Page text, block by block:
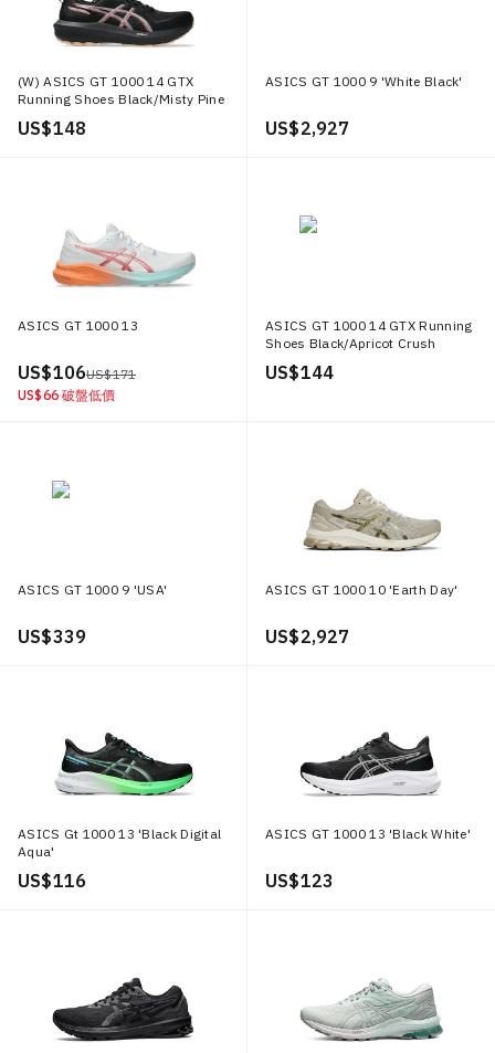
(W) ASICS GT 1000 14 GTX
Running Shoes Black/Misty Pine
US$ 148
ASICS GT 1000 9 'White Black'
US$ 2,927
ASICS GT 1000 13
US$ 106US$ 171
US$ 66 破盤低價
ASICS GT 1000 14 GTX Running
Shoes Black/Apricot Crush
US$ 144
ASICS GT 1000 9 'USA'
US$ 339
ASICS GT 1000 10 'Earth Day'
US$ 2,927
ASICS Gt 1000 13 'Black Digital
Aqua'
US$ 116
ASICS GT 1000 13 'Black White'
US$ 123